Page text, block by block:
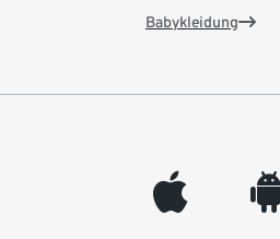
Babykleidung
appleinc